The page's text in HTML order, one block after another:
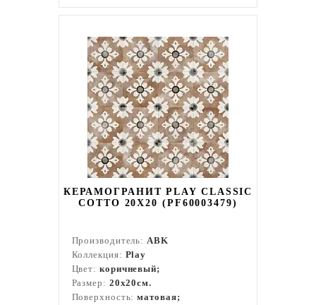
КЕРАМОГРАНИТ PLAY CLASSIC
COTTO 20X20 (PF60003479)
Производитель:ABK
Коллекция: Play
Цвет: коричневый;
Размер: 20x20см.
Поверхность:матовая;